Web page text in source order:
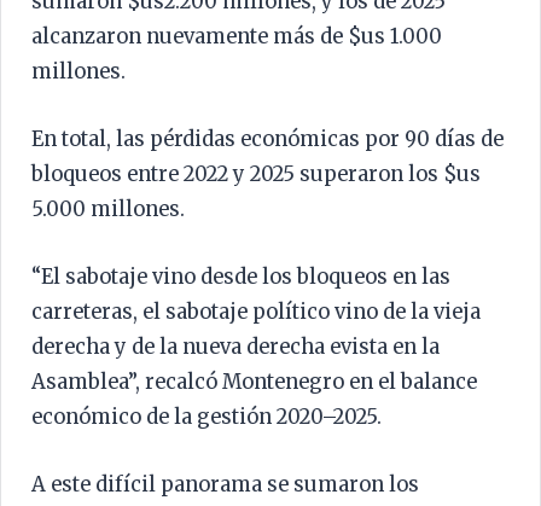
alcanzaron nuevamente más de $us 1.000
millones.
En total, las pérdidas económicas por 90 días de
bloqueos entre 2022 y 2025 superaron los $us
5.000 millones.
“El sabotaje vino desde los bloqueos en las
carreteras, el sabotaje político vino de la vieja
derecha y de la nueva derecha evista en la
Asamblea”, recalcó Montenegro en el balance
económico de la gestión 2020–2025.
A este difícil panorama se sumaron los